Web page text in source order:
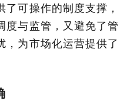
可操作的制度支撑，
度与监管，又避免了管
，为市场化运营提供了